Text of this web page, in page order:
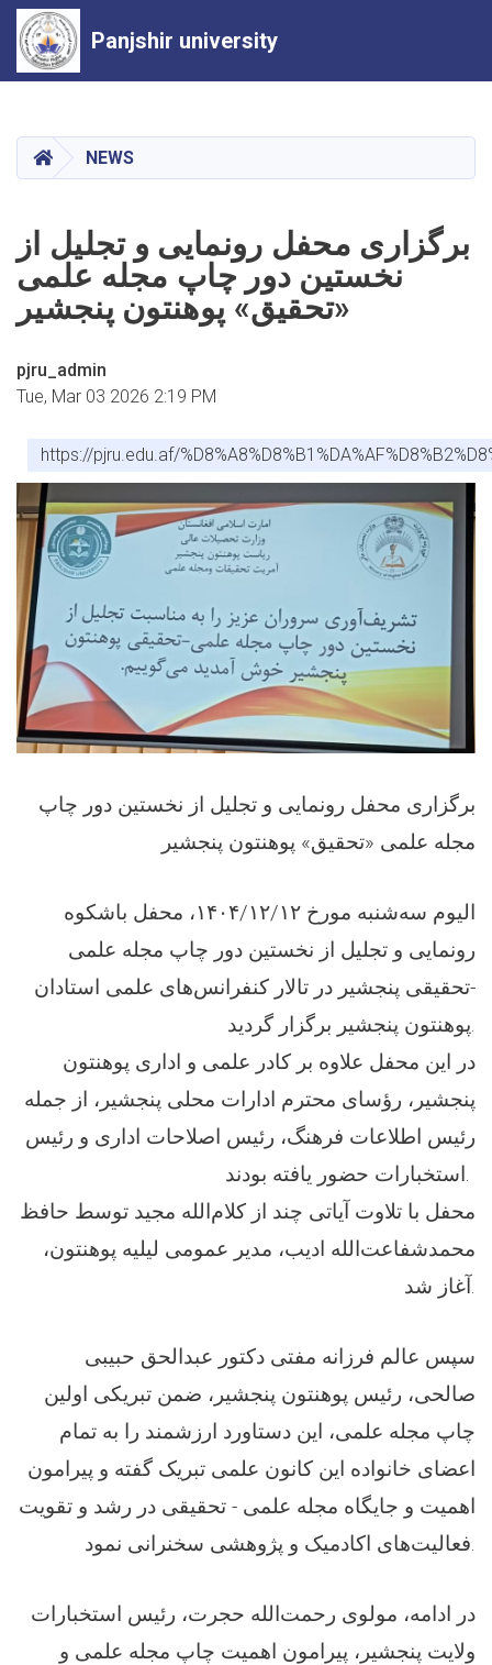
content
Panjshir university
HOMENEWS
برگزاری محفل رونمایی و تجلیل از
نخستین دور چاپ مجله علمی
«تحقیق» پوهنتون پنجشیر
pjru_admin
Tue, Mar 03 2026 2:19 PM
https://pjru.edu.af/
برگزاری محفل رونمایی و تجلیل از نخستین دور چاپ
مجله علمی «تحقیق» پوهنتون پنجشیر
الیوم سه‌شنبه مورخ ۱۴۰۴/۱۲/۱۲، محفل باشکوه
رونمایی و تجلیل از نخستین دور چاپ مجله علمی
-تحقیقی پنجشیر در تالار کنفرانس‌های علمی استادان
پوهنتون پنجشیر برگزار گردید.
در این محفل علاوه بر کادر علمی و اداری پوهنتون
پنجشیر، رؤسای محترم ادارات محلی پنجشیر، از جمله
رئیس اطلاعات فرهنگ، رئیس اصلاحات اداری و رئیس
استخبارات حضور یافته بودند.
محفل با تلاوت آیاتی چند از کلام‌الله مجید توسط حافظ
محمدشفاعت‌الله ادیب، مدیر عمومی لیلیه پوهنتون،
آغاز شد.
سپس عالم فرزانه مفتی دکتور عبدالحق حبیبی
صالحی، رئیس پوهنتون پنجشیر، ضمن تبریکی اولین
چاپ مجله علمی، این دستاورد ارزشمند را به تمام
اعضای خانواده این کانون علمی تبریک گفته و پیرامون
اهمیت و جایگاه مجله علمی - تحقیقی در رشد و تقویت
فعالیت‌های اکادمیک و پژوهشی سخنرانی نمود.
در ادامه، مولوی رحمت‌الله حجرت، رئیس استخبارات
ولایت پنجشیر، پیرامون اهمیت چاپ مجله علمی و